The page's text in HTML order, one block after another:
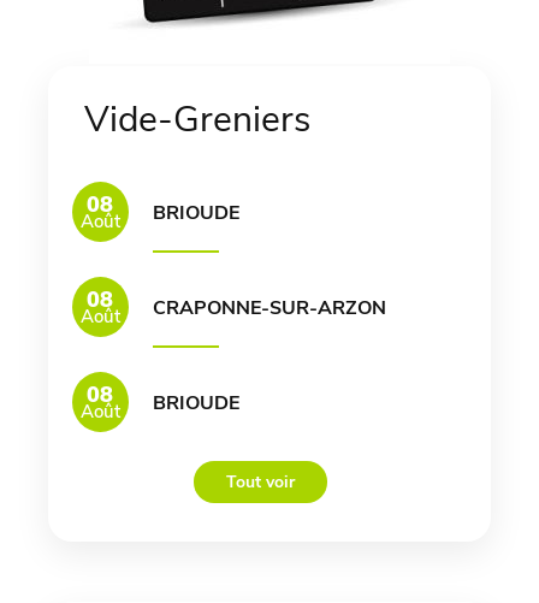
Vide-Greniers
08
Août BRIOUDE
08
Août CRAPONNE-SUR-ARZON
08
Août BRIOUDE
Tout voir